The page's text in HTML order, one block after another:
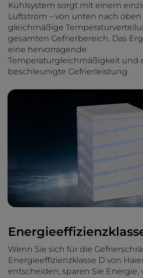
Kühlsystem sorgt mit einem
Luftstrom – von unten nach oben
gleichmäßige
gesamten Gefrierbereich. Das
eine hervorragende
Temperaturgleichmäßigkeit und
beschleunigte Gefrierleistung.
Wenn Sie sich für die
Energieeffizienzklasse D von
entscheiden, sparen Sie Energie,